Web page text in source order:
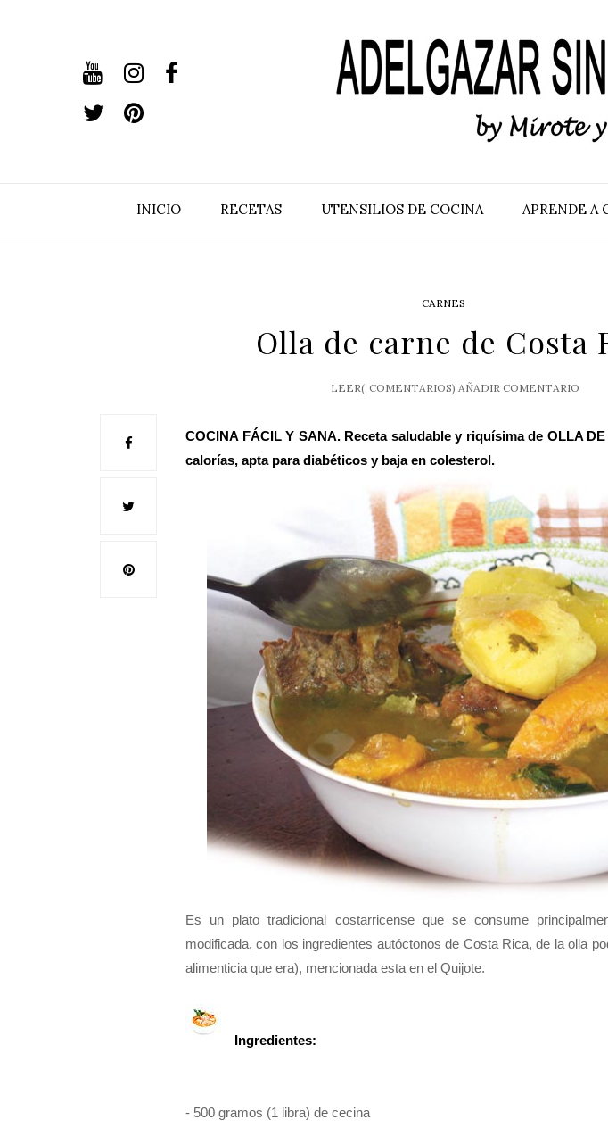
INICIO RECETAS UTENSILIOS DE COCINA APRENDE A
CARNES
Olla de carne de Costa
LEER( COMENTARIOS) AÑADIR COMENTARIO
COCINA FÁCIL Y SANA. Receta saludable y riquísima de OLLA
calorías, apta para diabéticos y baja en colesterol.
Es un plato tradicional costarricense que se consume
modificada, con los ingredientes autóctonos de Costa Rica, de la olla
alimenticia que era), mencionada esta en el Quijote.
Ingredientes:
- 500 gramos (1 libra) de cecina